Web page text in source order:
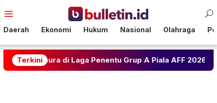
ke
Mobile
Daerah Ekonomi Hukum Nasional Olahraga
Terkini
di Laga Penentu Grup A Piala AFF 2026